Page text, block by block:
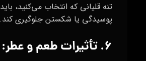
تنه قلیانی که انتخاب می‌کنید،
پوسیدگی یا شکستن جلوگیری کند.
۶. تأثیرات طعم و عطر: